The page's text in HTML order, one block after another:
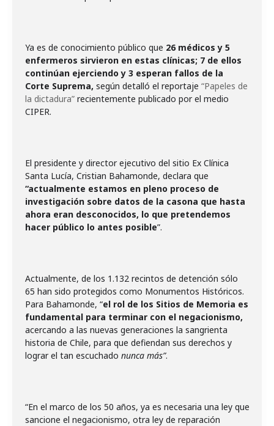
Ya es de conocimiento público que 26 médicos y 5
enfermeros sirvieron en estas clínicas; 7 de ellos
continúan ejerciendo y 3 esperan fallos de la
Corte Suprema, según detalló el reportaje “Papeles de
la dictadura” recientemente publicado por el medio
CIPER.
El presidente y director ejecutivo del sitio Ex Clínica
Santa Lucía, Cristian Bahamonde, declara que
“actualmente estamos en pleno proceso de
investigación sobre datos de la casona que hasta
ahora eran desconocidos, lo que pretendemos
hacer público lo antes posible”.
Actualmente, de los 1.132 recintos de detención sólo
65 han sido protegidos como Monumentos Históricos.
Para Bahamonde, “el rol de los Sitios de Memoria es
fundamental para terminar con el negacionismo,
acercando a las nuevas generaciones la sangrienta
historia de Chile, para que defiendan sus derechos y
lograr el tan escuchado nunca más”.
“En el marco de los 50 años, ya es necesaria una ley que
sancione el negacionismo, otra ley de reparación